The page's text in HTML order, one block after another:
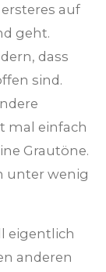
auf
geht.
dass
sind.
mal einfach
Grautöne.
unter wenig
eigentlich
anderen